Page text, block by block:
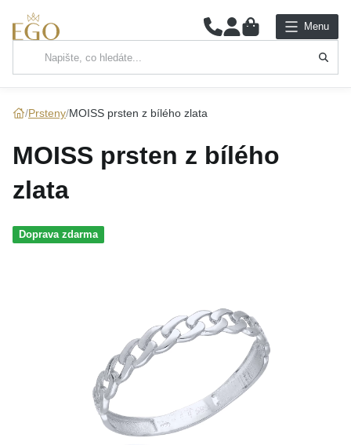
0 Menu
Hlavní kategorie
Prsteny MOISS prsten z bílého zlata
MOISS prsten z bílého
zlata
Doprava zdarma